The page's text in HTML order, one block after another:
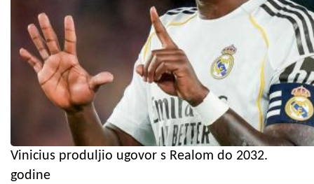
Vinicius produljio ugovor s Realom do 2032.
godine